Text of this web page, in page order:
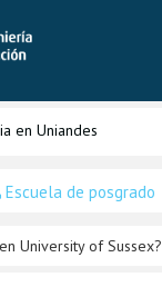
en Uniandes
Escuela de posgrado
University of Sussex?